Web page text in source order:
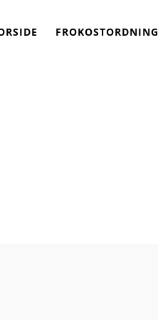
FROKOSTORDNING